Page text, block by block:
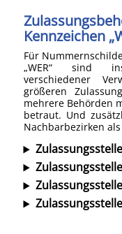
Kennzeichen
Für
„WER“ sind
verschiedener
größeren
mehrere Behörden
betraut. Und
Nachbarbezirken